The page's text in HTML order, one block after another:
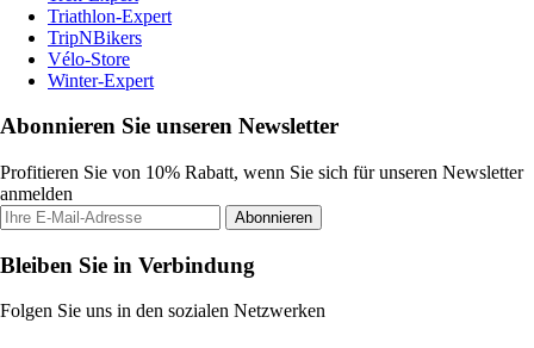
Triathlon-Expert
TripNBikers
Vélo-Store
Winter-Expert
Abonnieren Sie unseren Newsletter
Profitieren Sie von 10% Rabatt, wenn Sie sich für unseren Newsletter
anmelden
Abonnieren
Bleiben Sie in Verbindung
Folgen Sie uns in den sozialen Netzwerken